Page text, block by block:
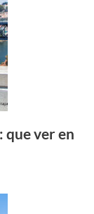
que ver en